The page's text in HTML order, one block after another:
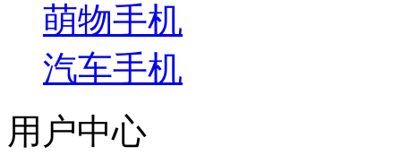
萌物手机
汽车手机
用户中心